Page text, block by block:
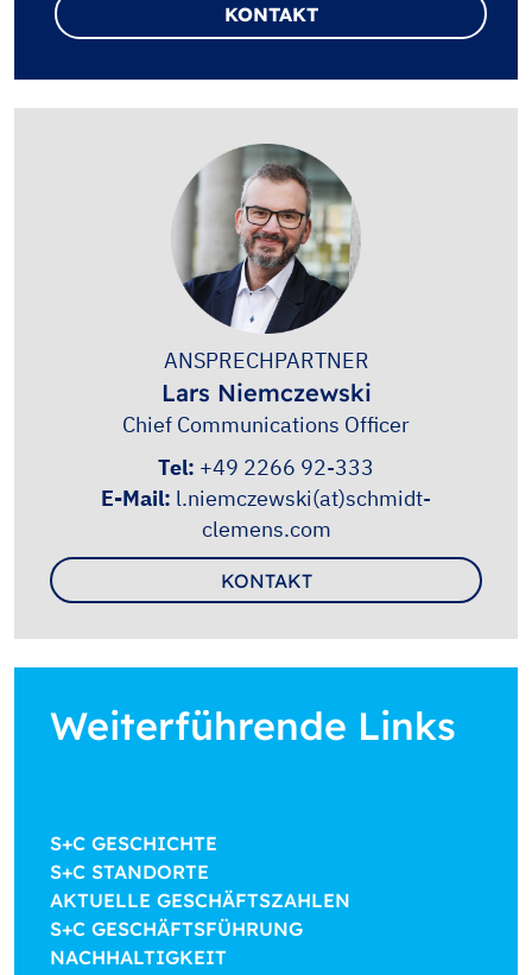
KONTAKT
ANSPRECHPARTNER
Lars Niemczewski
Chief Communications Officer
Tel: +49 2266 92-333
E-Mail: l.niemczewski(at)schmidt-
clemens.com
KONTAKT
Weiterführende Links
S+C GESCHICHTE
S+C STANDORTE
AKTUELLE GESCHÄFTSZAHLEN
S+C GESCHÄFTSFÜHRUNG
NACHHALTIGKEIT